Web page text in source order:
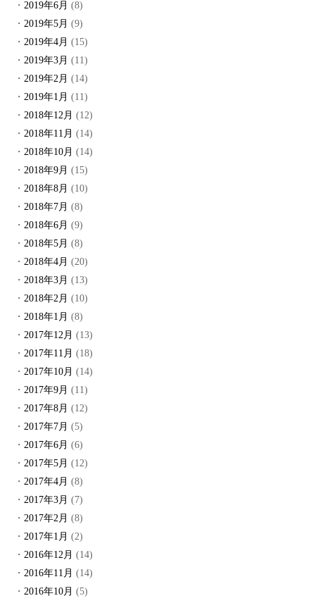
2019年6月 (8)
2019年5月 (9)
2019年4月 (15)
2019年3月 (11)
2019年2月 (14)
2019年1月 (11)
2018年12月 (12)
2018年11月 (14)
2018年10月 (14)
2018年9月 (15)
2018年8月 (10)
2018年7月 (8)
2018年6月 (9)
2018年5月 (8)
2018年4月 (20)
2018年3月 (13)
2018年2月 (10)
2018年1月 (8)
2017年12月 (13)
2017年11月 (18)
2017年10月 (14)
2017年9月 (11)
2017年8月 (12)
2017年7月 (5)
2017年6月 (6)
2017年5月 (12)
2017年4月 (8)
2017年3月 (7)
2017年2月 (8)
2017年1月 (2)
2016年12月 (14)
2016年11月 (14)
2016年10月 (5)